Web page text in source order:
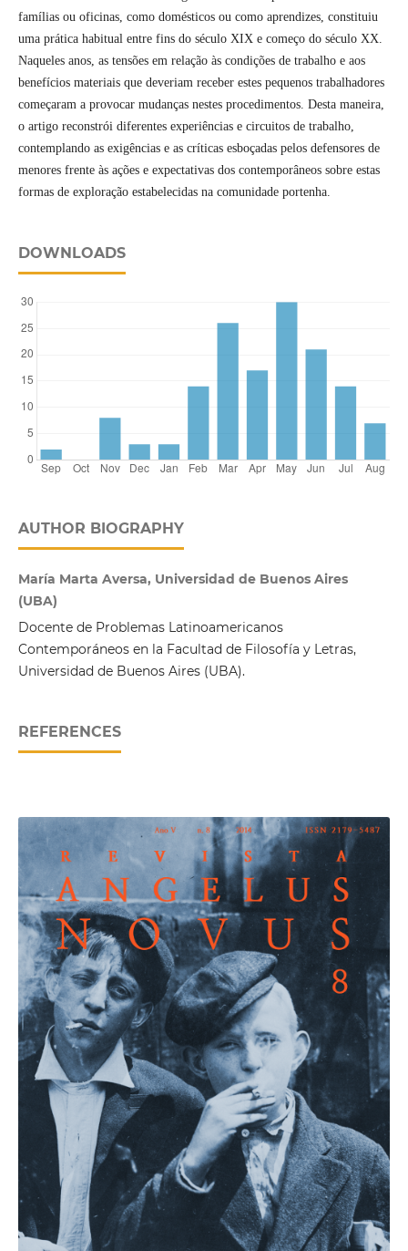
famílias ou oficinas, como domésticos ou como aprendizes, constituiu
uma prática habitual entre fins do século XIX e começo do século XX.
Naqueles anos, as tensões em relação às condições de trabalho e aos
benefícios materiais que deveriam receber estes pequenos trabalhadores
começaram a provocar mudanças nestes procedimentos. Desta maneira,
o artigo reconstrói diferentes experiências e circuitos de trabalho,
contemplando as exigências e as críticas esboçadas pelos defensores de
menores frente às ações e expectativas dos contemporâneos sobre estas
formas de exploração estabelecidas na comunidade portenha.
DOWNLOADS
AUTHOR BIOGRAPHY
María Marta Aversa, Universidad de Buenos Aires
(UBA)
Docente de Problemas Latinoamericanos
Contemporáneos en la Facultad de Filosofía y Letras,
Universidad de Buenos Aires (UBA).
REFERENCES